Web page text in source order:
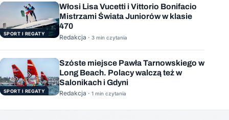
SPORT I REGATY
Włosi Lisa Vucetti i Vittorio Bonifacio
Mistrzami Świata Juniorów w klasie
470
Redakcja · 3 min czytania
SPORT I REGATY
Szóste miejsce Pawła Tarnowskiego w
Long Beach. Polacy walczą też w
Salonikach i Gdyni
Redakcja · 1 min czytania